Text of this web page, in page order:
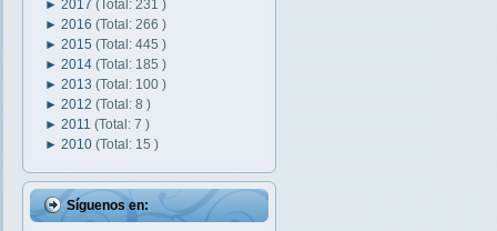
► 2017 (Total: 231 )
► 2016 (Total: 266 )
► 2015 (Total: 445 )
► 2014 (Total: 185 )
► 2013 (Total: 100 )
► 2012 (Total: 8 )
► 2011 (Total: 7 )
► 2010 (Total: 15 )
Síguenos en: